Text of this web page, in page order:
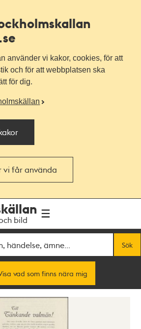
använder vi kakor, cookies, för att
och för att webbplatsen ska
för dig.
vi får använda
bild
Sök
vad som finns nära mig